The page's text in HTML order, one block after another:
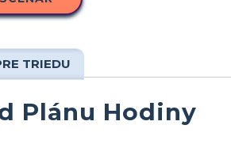
TRIEDU
Plánu Hodiny